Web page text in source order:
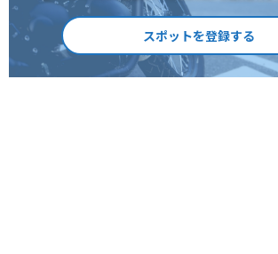
スポットを登録する